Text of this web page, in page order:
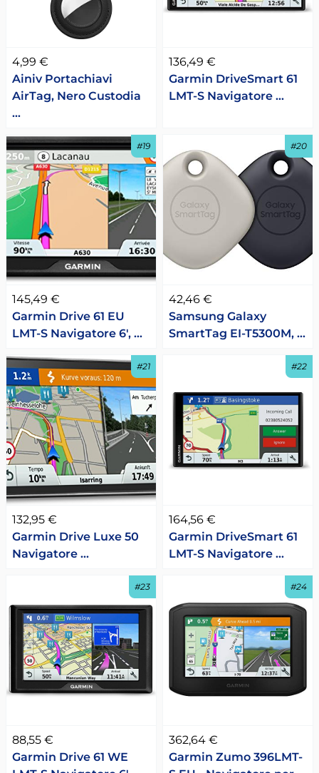
4,99 €
Ainiv Portachiavi
AirTag, Nero Custodia
…
136,49 €
Garmin DriveSmart 61
LMT-S Navigatore …
#19
145,49 €
Garmin Drive 61 EU
LMT-S Navigatore 6', …
#20
42,46 €
Samsung Galaxy
SmartTag EI-T5300M, …
#21
132,95 €
Garmin Drive Luxe 50
Navigatore …
#22
164,56 €
Garmin DriveSmart 61
LMT-S Navigatore …
#23
88,55 €
Garmin Drive 61 WE
#24
362,64 €
Garmin Zumo 396LMT-